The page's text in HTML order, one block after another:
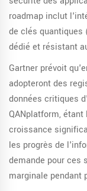
roadmap inclut
de clés quantiques
dédié et résistant
Gartner prévoit
adopteront des
données critiques
QANplatform,
croissance
les progrès de
demande pour ces
marginale pendant